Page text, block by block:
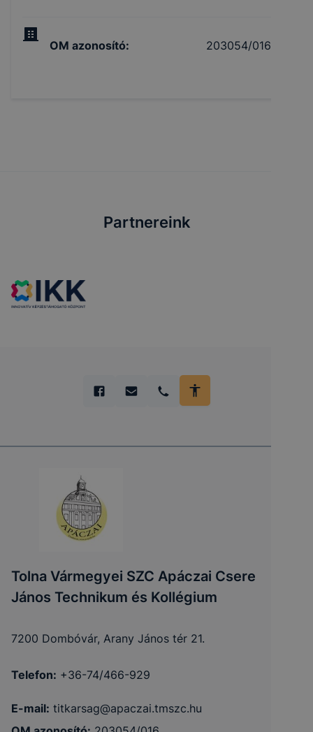
OM azonosító: 203054/016
Partnereink
Tolna Vármegyei SZC Apáczai Csere
János Technikum és Kollégium
7200 Dombóvár, Arany János tér 21.
Telefon: +36-74/466-929
E-mail: titkarsag@apaczai.tmszc.hu